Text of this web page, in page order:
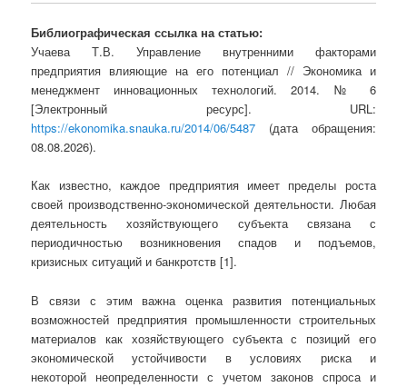
Библиографическая ссылка на статью:
Учаева Т.В. Управление внутренними факторами
предприятия влияющие на его потенциал // Экономика и
менеджмент инновационных технологий. 2014. № 6
[Электронный ресурс]. URL:
https://ekonomika.snauka.ru/2014/06/5487 (дата обращения:
08.08.2026).
Как известно, каждое предприятия имеет пределы роста
своей производственно-экономической деятельности. Любая
деятельность хозяйствующего субъекта связана с
периодичностью возникновения спадов и подъемов,
кризисных ситуаций и банкротств [1].
В связи с этим важна оценка развития потенциальных
возможностей предприятия промышленности строительных
материалов как хозяйствующего субъекта с позиций его
экономической устойчивости в условиях риска и
некоторой неопределенности с учетом законов спроса и